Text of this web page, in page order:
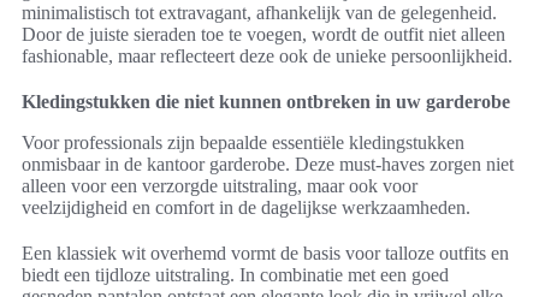
minimalistisch tot extravagant, afhankelijk van de gelegenheid.
Door de juiste sieraden toe te voegen, wordt de outfit niet alleen
fashionable, maar reflecteert deze ook de unieke persoonlijkheid.
Kledingstukken die niet kunnen ontbreken in uw garderobe
Voor professionals zijn bepaalde essentiële kledingstukken
onmisbaar in de kantoor garderobe. Deze must-haves zorgen niet
alleen voor een verzorgde uitstraling, maar ook voor
veelzijdigheid en comfort in de dagelijkse werkzaamheden.
Een klassiek wit overhemd vormt de basis voor talloze outfits en
biedt een tijdloze uitstraling. In combinatie met een goed